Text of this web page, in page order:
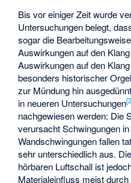
Bis vor einiger Zeit wurde
Untersuchungen belegt,
sogar die
Auswirkungen auf den
Auswirkungen auf den
besonders historischer
zur Mündung hin
in neueren Untersuchungen[
nachgewiesen werden: Die
verursacht Schwingungen
Wandschwingungen fallen
sehr unterschiedlich aus.
hörbaren Luftschall ist
Materialeinfluss meist